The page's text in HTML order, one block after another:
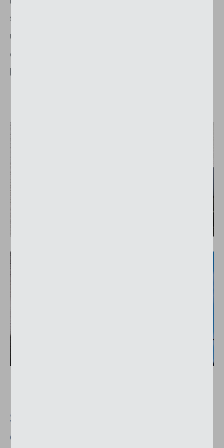
soirée. Il est possible d’ajouter à la KKM 7
un volant abaissable qui offre davantage
d’intimité et une protection contre le soleil
bas.
Store banne de qualité au
design cubique